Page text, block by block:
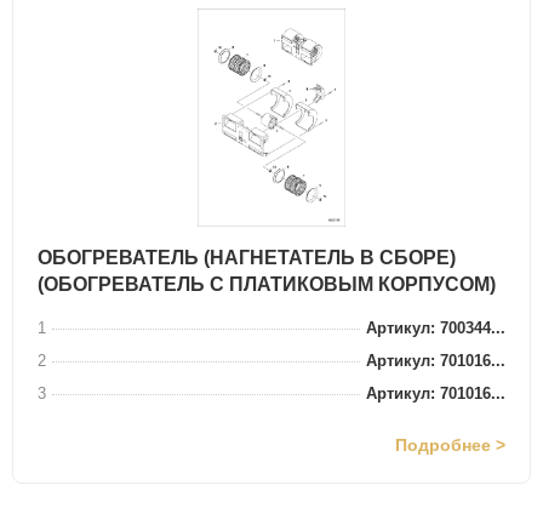
ОБОГРЕВАТЕЛЬ (НАГНЕТАТЕЛЬ В СБОРЕ)
(ОБОГРЕВАТЕЛЬ С ПЛАТИКОВЫМ КОРПУСОМ)
1
Артикул: 700344...
2
Артикул: 701016...
3
Артикул: 701016...
Подробнее >